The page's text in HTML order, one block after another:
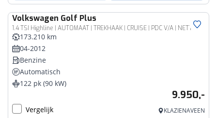
Volkswagen Golf Plus
1.4 TSI Highline | AUTOMAAT | TREKHAAK | CRUISE | PDC V/A | NETTE AUTO |
173.210 km
04-2012
Benzine
Automatisch
122 pk (90 kW)
9.950,-
Vergelijk KLAZIENAVEEN